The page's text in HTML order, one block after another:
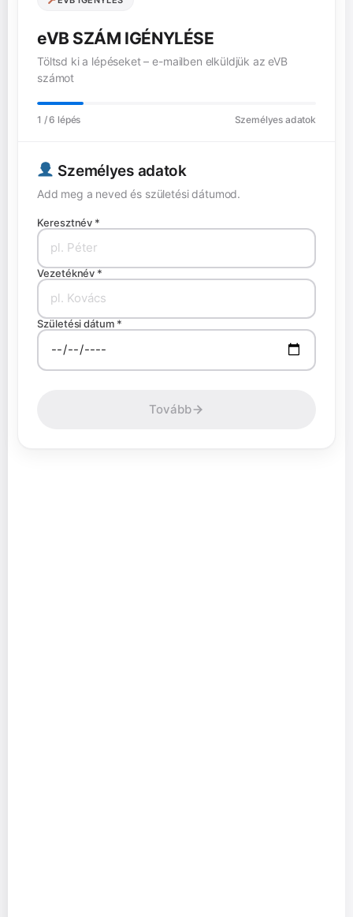
eVB SZÁM IGÉNYLÉSE
Töltsd ki a lépéseket – e-mailben elküldjük az eVB
számot
1 / 6 lépés Személyes adatok
Személyes adatok
Add meg a neved és születési dátumod.
Keresztnév *
Vezetéknév *
Születési dátum *
Tovább